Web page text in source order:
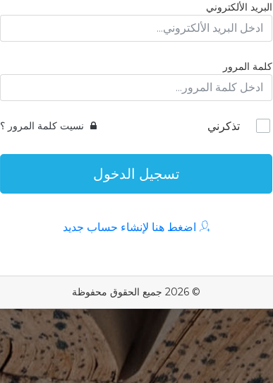
البريد الألكتروني
كلمة المرور
تذكرني نسيت كلمة المرور ؟
تسجيل الدخول
اضغط هنا لإنشاء حساب جديد
© 2026 جميع الحقوق محفوظة